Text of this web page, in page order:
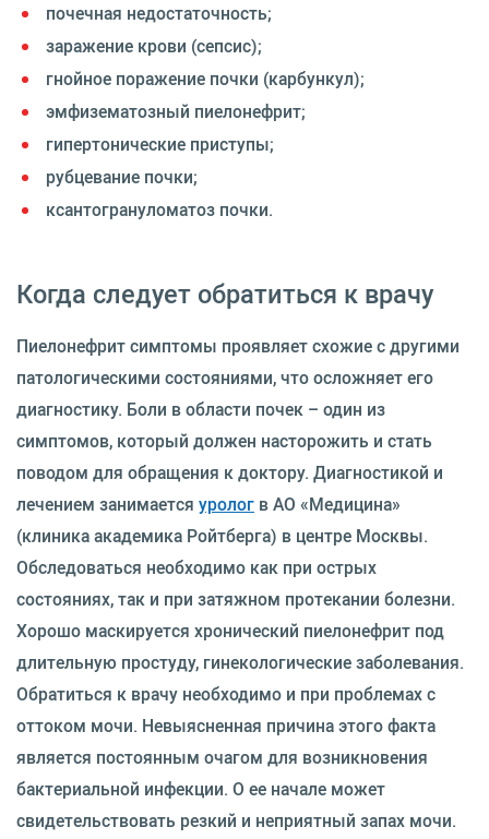
почечная недостаточность;
заражение крови (сепсис);
гнойное поражение почки (карбункул);
эмфизематозный пиелонефрит;
гипертонические приступы;
рубцевание почки;
ксантогрануломатоз почки.
Когда следует обратиться к врачу
Пиелонефрит симптомы проявляет схожие с другими
патологическими состояниями, что осложняет его
диагностику. Боли в области почек – один из
симптомов, который должен насторожить и стать
поводом для обращения к доктору. Диагностикой и
лечением занимается уролог в АО «Медицина»
(клиника академика Ройтберга) в центре Москвы.
Обследоваться необходимо как при острых
состояниях, так и при затяжном протекании болезни.
Хорошо маскируется хронический пиелонефрит под
длительную простуду, гинекологические заболевания.
Обратиться к врачу необходимо и при проблемах с
оттоком мочи. Невыясненная причина этого факта
является постоянным очагом для возникновения
бактериальной инфекции. О ее начале может
свидетельствовать резкий и неприятный запах мочи.